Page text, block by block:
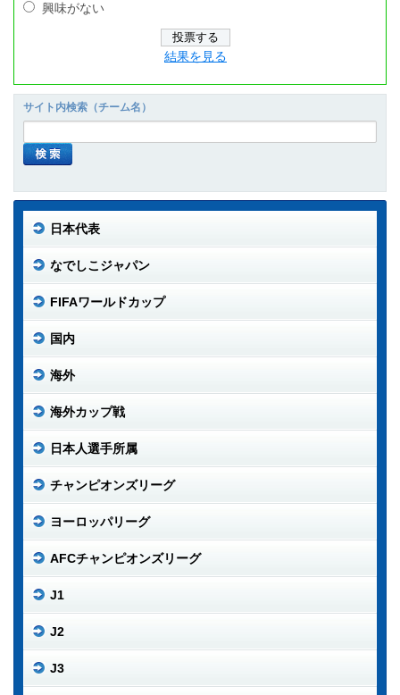
興味がない
結果を見る
サイト内検索（チーム名）
日本代表
なでしこジャパン
FIFAワールドカップ
国内
海外
海外カップ戦
日本人選手所属
チャンピオンズリーグ
ヨーロッパリーグ
AFCチャンピオンズリーグ
J1
J2
J3